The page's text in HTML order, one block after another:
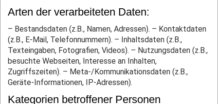
Arten der verarbeiteten Daten:
– Bestandsdaten (z.B., Namen, Adressen). – Kontaktdaten
(z.B., E-Mail, Telefonnummern). – Inhaltsdaten (z.B.,
Texteingaben, Fotografien, Videos). – Nutzungsdaten (z.B.,
besuchte Webseiten, Interesse an Inhalten,
Zugriffszeiten). – Meta-/Kommunikationsdaten (z.B.,
Geräte-Informationen, IP-Adressen).
Kategorien betroffener Personen